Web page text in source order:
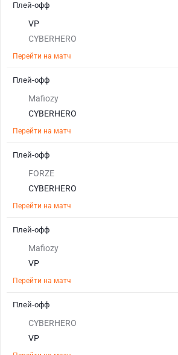
VP
CYBERHERO
Перейти на матч
Плей-офф
Mafiozy
CYBERHERO
Перейти на матч
Плей-офф
FORZE
CYBERHERO
Перейти на матч
Плей-офф
Mafiozy
VP
Перейти на матч
Плей-офф
CYBERHERO
VP
Плей-офф